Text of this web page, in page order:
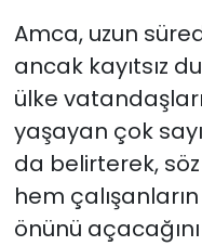
Amca, uzun
ancak kayıtsız
ülke
yaşayan çok
da belirterek,
hem
önünü